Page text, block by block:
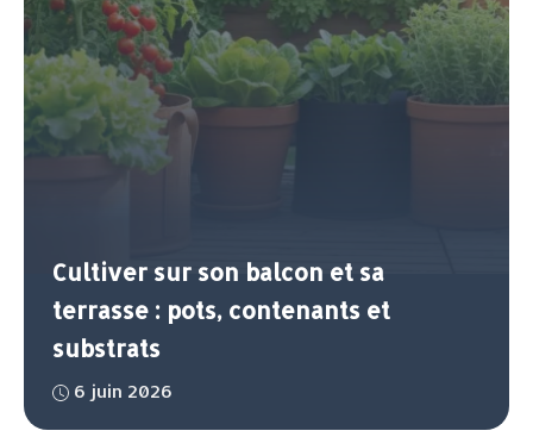
Cultiver sur son balcon et sa
terrasse : pots, contenants et
substrats
6 juin 2026